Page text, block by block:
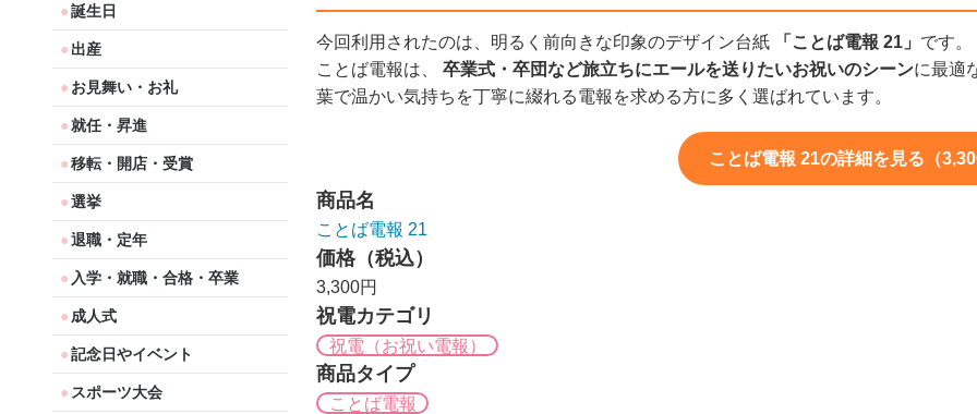
誕生日
出産
お見舞い・お礼
就任・昇進
移転・開店・受賞
選挙
退職・定年
入学・就職・合格・卒業
成人式
記念日やイベント
スポーツ大会
今回利用されたのは、明るく前向きな印象のデザイン台紙 「ことば電報 21」 です。
ことば電報は、 卒業式・卒団など旅立ちにエールを送りたいお祝いのシーンに最適
葉で温かい気持ちを丁寧に綴れる電報を求める方に多く選ばれています。
ことば電報 21の詳細を見る（
商品名
ことば電報 21
価格（税込）
3,300円
祝電カテゴリ
祝電（お祝い電報）
商品タイプ
ことば電報